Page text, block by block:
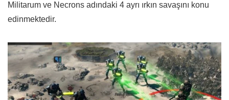
Militarum ve Necrons adındaki 4 ayrı ırkın savaşını konu
edinmektedir.